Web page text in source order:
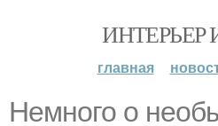
ИНТЕРЬЕР
главная
Немного о